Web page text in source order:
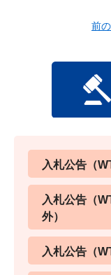
前
入札公告（
入札公告（
外）
入札公告（